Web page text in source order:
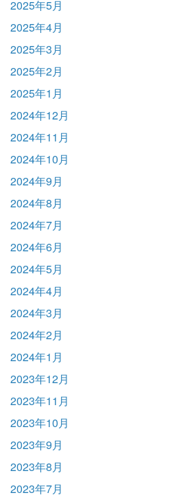
2025年5月
2025年4月
2025年3月
2025年2月
2025年1月
2024年12月
2024年11月
2024年10月
2024年9月
2024年8月
2024年7月
2024年6月
2024年5月
2024年4月
2024年3月
2024年2月
2024年1月
2023年12月
2023年11月
2023年10月
2023年9月
2023年8月
2023年7月